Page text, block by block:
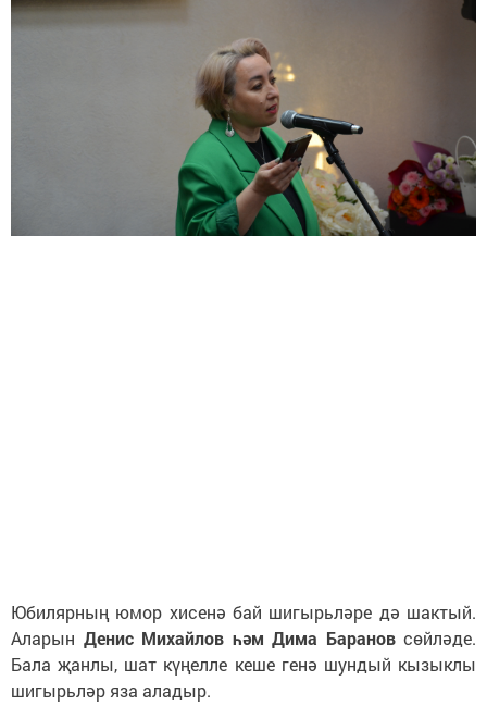
Юбилярның юмор хисенә бай шигырьләре дә шактый.
Аларын Денис Михайлов һәм Дима Баранов сөйләде.
Бала җанлы, шат күңелле кеше генә шундый кызыклы
шигырьләр яза аладыр.